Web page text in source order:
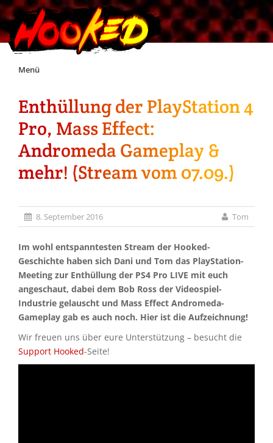
Skip
Menü
Unterstützt Hooked!
Exklusiv für Supporter*innen
Impressum
Jobs
Discord
Enthüllung der PlayStation 4
Pro, Mass Effect:
Andromeda Gameplay &
mehr! (Stream vom 07.09.)
8. September 2016 Tom
Im wohl entspanntesten Stream der Hooked-
Geschichte haben sich Dani und Tom das PlayStation-
Meeting zur Enthüllung der PS4 Pro LIVE mit euch
angeschaut, dabei dem Bob Ross der Videospiel-
Industrie gelauscht und Mass Effect Andromeda-
Gameplay gab es auch noch. Hier ist die Aufzeichnung!
Wir freuen uns über eure Unterstützung – besucht die
Support Hooked-Seite!